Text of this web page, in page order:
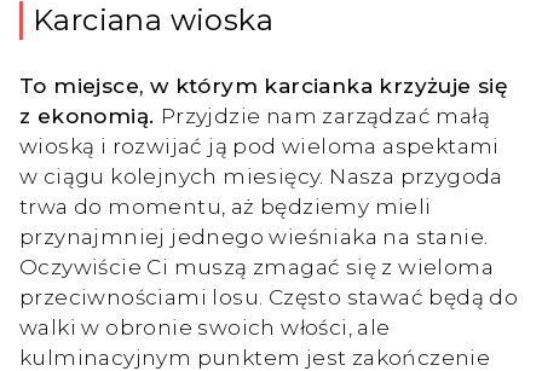
Karciana wioska
To miejsce, w którym karcianka krzyżuje się
z ekonomią. Przyjdzie nam zarządzać małą
wioską i rozwijać ją pod wieloma aspektami
w ciągu kolejnych miesięcy. Nasza przygoda
trwa do momentu, aż będziemy mieli
przynajmniej jednego wieśniaka na stanie.
Oczywiście Ci muszą zmagać się z wieloma
przeciwnościami losu. Często stawać będą do
walki w obronie swoich włości, ale
kulminacyjnym punktem jest zakończenie